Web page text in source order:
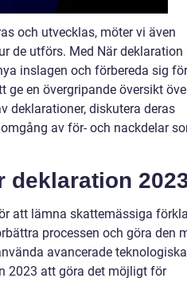
och utvecklas, möter vi även
de utförs. Med När deklaration
inslagen och förbereda sig för
en övergripande översikt
deklarationer, diskutera deras
av för- och nackdelar
deklaration
att lämna skattemässiga
processen och göra den
avancerade
2023 att göra det möjligt för